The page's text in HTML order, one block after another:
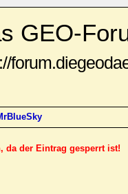
GEO-
da der Eintrag gesperrt ist!